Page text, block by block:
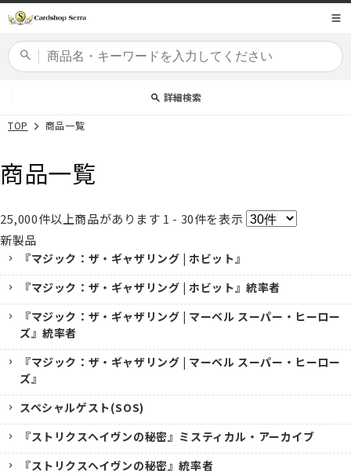
ンツに
詳細検索
商品コード
カードセット
TOP 商品一覧
商品一覧
25,000件以上商品があります 1 - 30件を表示
新製品
『マジック：ザ・ギャザリング | ホビット』
『マジック：ザ・ギャザリング | ホビット』統率者
『マジック：ザ・ギャザリング | マーベル スーパー・ヒーロー
ズ』統率者
『マジック：ザ・ギャザリング | マーベル スーパー・ヒーロー
ズ』
スペシャルゲスト(SOS)
『ストリクスヘイヴンの秘密』ミスティカル・アーカイブ
『ストリクスヘイヴンの秘密』統率者